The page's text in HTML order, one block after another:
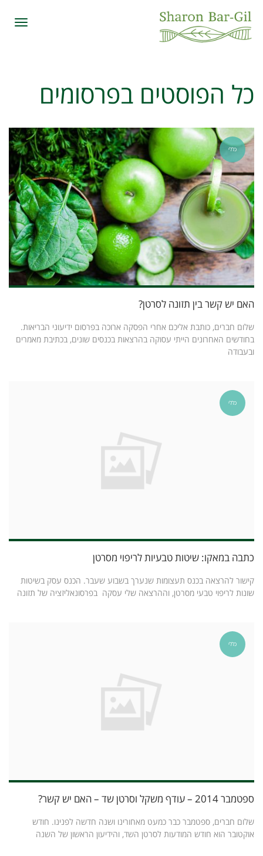
כל הפוסטים בפרסומים
כללי
האם יש קשר בין תזונה לסרטן?
שלום חברים, כותבת אליכם אחרי הפסקה ארוכה בפרסום ידיעוני הבריאות.
בחודשים האחרונים הייתי עסוקה בהרצאות בכנסים שונים, בכתיבת מאמרים
ובעבודה
כללי
כתבה במאקו: שיטות טבעיות לריפוי מסרטן
קישור להרצאה בכנס תעצומות שנערך בשבוע שעבר. הכנס עסק בשיטות
שונות לריפוי טבעי מסרטן, וההרצאה שלי עסקה בפרסונאליזציה של תזונה
כללי
ספטמבר 2014 – עודף משקל וסרטן שד – האם יש קשר?
שלום חברים, ספטמבר כבר כמעט מאחורינו ושנה חדשה לפנינו. חודש
אוקטובר הוא חודש המודעות לסרטן השד, והידיעון הראשון של השנה